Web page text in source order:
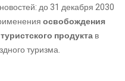
до 31 декабря 2030
освобождения
продуктав
туризма.